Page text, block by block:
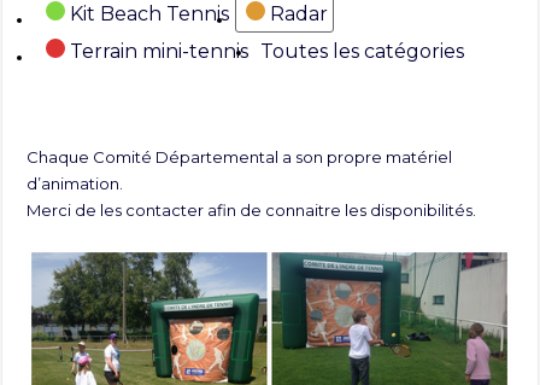
Kit Beach Tennis
Radar
Terrain mini-tennis Toutes les catégories
Chaque Comité Départemental a son propre matériel
d’animation.
Merci de les contacter afin de connaitre les disponibilités.